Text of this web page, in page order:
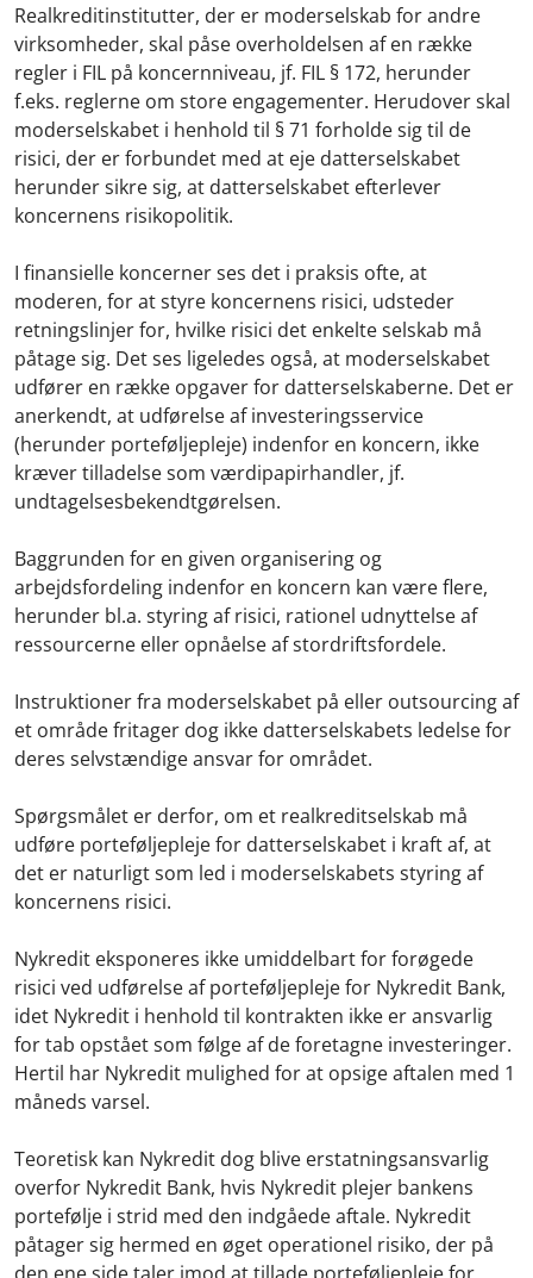
Realkreditinstitutter, der er moderselskab for andre
virksomheder, skal påse overholdelsen af en række
regler i FIL på koncernniveau, jf. FIL § 172, herunder
f.eks. reglerne om store engagementer. Herudover skal
moderselskabet i henhold til § 71 forholde sig til de
risici, der er forbundet med at eje datterselskabet
herunder sikre sig, at datterselskabet efterlever
koncernens risikopolitik.
I finansielle koncerner ses det i praksis ofte, at
moderen, for at styre koncernens risici, udsteder
retningslinjer for, hvilke risici det enkelte selskab må
påtage sig. Det ses ligeledes også, at moderselskabet
udfører en række opgaver for datterselskaberne. Det er
anerkendt, at udførelse af investeringsservice
(herunder porteføljepleje) indenfor en koncern, ikke
kræver tilladelse som værdipapirhandler, jf.
undtagelsesbekendtgørelsen.
Baggrunden for en given organisering og
arbejdsfordeling indenfor en koncern kan være flere,
herunder bl.a. styring af risici, rationel udnyttelse af
ressourcerne eller opnåelse af stordriftsfordele.
Instruktioner fra moderselskabet på eller outsourcing af
et område fritager dog ikke datterselskabets ledelse for
deres selvstændige ansvar for området.
Spørgsmålet er derfor, om et realkreditselskab må
udføre porteføljepleje for datterselskabet i kraft af, at
det er naturligt som led i moderselskabets styring af
koncernens risici.
Nykredit eksponeres ikke umiddelbart for forøgede
risici ved udførelse af porteføljepleje for Nykredit Bank,
idet Nykredit i henhold til kontrakten ikke er ansvarlig
for tab opstået som følge af de foretagne investeringer.
Hertil har Nykredit mulighed for at opsige aftalen med 1
måneds varsel.
Teoretisk kan Nykredit dog blive erstatningsansvarlig
overfor Nykredit Bank, hvis Nykredit plejer bankens
portefølje i strid med den indgåede aftale. Nykredit
påtager sig hermed en øget operationel risiko, der på
den ene side taler imod at tillade porteføljepleje for